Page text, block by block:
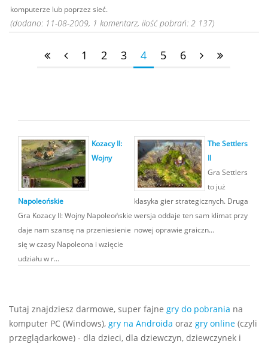
komputerze lub poprzez sieć.
(dodano: 11-08-2009, 1 komentarz, ilość pobrań: 2 137)
1 2 3 4 5 6
Kozacy II:
Wojny
Napoleońskie
Gra Kozacy II: Wojny Napoleońskie
daje nam szansę na przeniesienie
się w czasy Napoleona i wzięcie
udziału w r...
The Settlers
II
Gra Settlers
to już
klasyka gier strategicznych. Druga
wersja oddaje ten sam klimat przy
nowej oprawie graiczn...
Tutaj znajdziesz darmowe, super fajne gry do pobrania na
komputer PC (Windows), gry na Androida oraz gry online (czyli
przeglądarkowe) - dla dzieci, dla dziewczyn, dziewczynek i